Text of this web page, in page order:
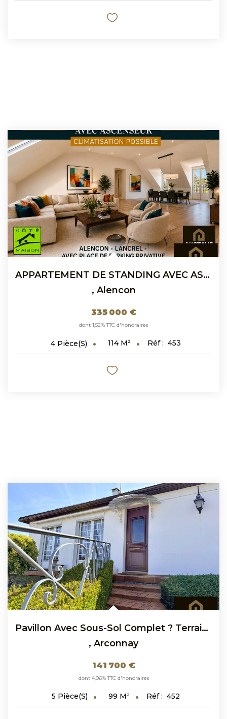
APPARTEMENT DE STANDING AVEC ASCENSEUR ET CLIMATISATION-...
, Alencon
335 000 €
dont 1,52% TTC d'honoraires
4 Pièce(s) 114 M² Réf : 453
Pavillon Avec Sous-Sol Complet ? Terrain Arboré 579 M² ?...
, Arconnay
141 700 €
dont 4,96% TTC d'honoraires
5 Pièce(s) 99 M² Réf : 452